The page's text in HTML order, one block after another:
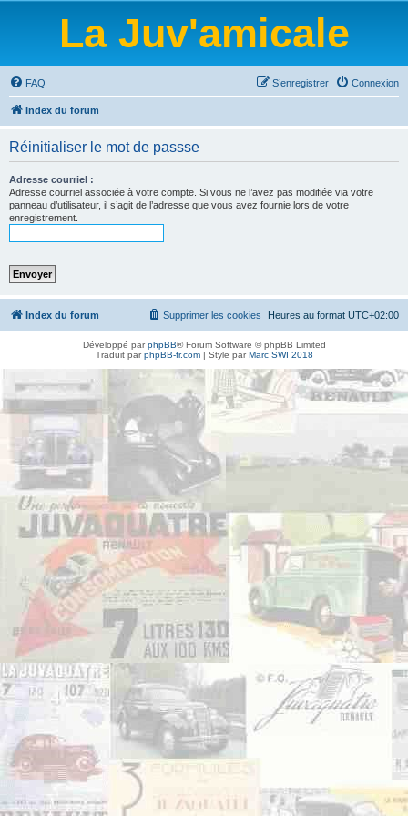
La Juv'amicale
FAQ Connexion
S’enregistrer
Index du forum
Réinitialiser le mot de passse
Adresse courriel :
Adresse courriel associée à votre compte. Si vous ne l’avez pas modifiée via votre
panneau d’utilisateur, il s’agit de l’adresse que vous avez fournie lors de votre
enregistrement.
Index du forum Heures au format UTC+02:00
Supprimer les cookies
Développé parphpBB® Forum Software © phpBB Limited
Traduit parphpBB-fr.com| Style parMarc SWI 2018